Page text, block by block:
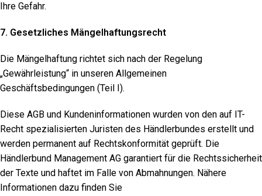
Ihre Gefahr.
7. Gesetzliches Mängelhaftungsrecht
Die Mängelhaftung richtet sich nach der Regelung
„Gewährleistung“ in unseren Allgemeinen
Geschäftsbedingungen (Teil I).
Diese AGB und Kundeninformationen wurden von den auf IT-
Recht spezialisierten Juristen des Händlerbundes erstellt und
werden permanent auf Rechtskonformität geprüft. Die
Händlerbund Management AG garantiert für die Rechtssicherheit
der Texte und haftet im Falle von Abmahnungen. Nähere
Informationen dazu finden Sie